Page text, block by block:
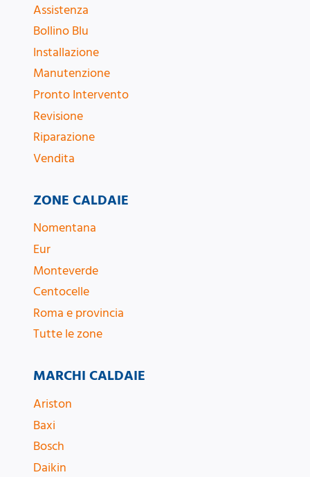
Assistenza
Bollino Blu
Installazione
Manutenzione
Pronto Intervento
Revisione
Riparazione
Vendita
ZONE CALDAIE
Nomentana
Eur
Monteverde
Centocelle
Roma e provincia
Tutte le zone
MARCHI CALDAIE
Ariston
Baxi
Bosch
Daikin